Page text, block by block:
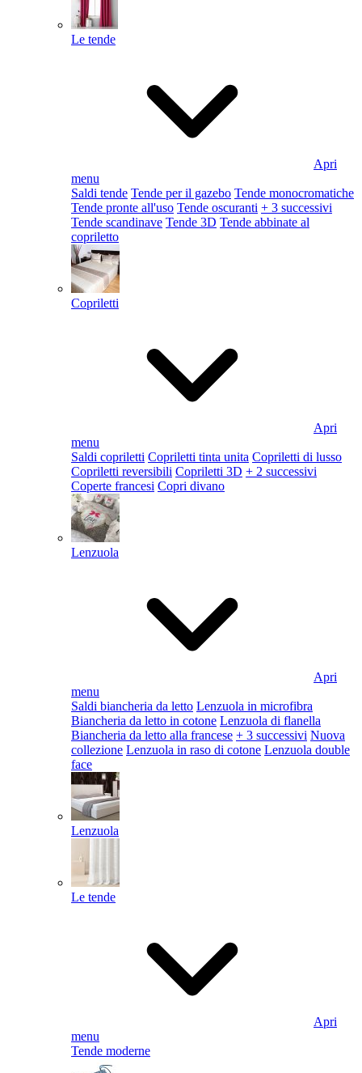
Le tende
Apri
menu
Saldi tende Tende per il gazebo Tende monocromatiche
Tende pronte all'uso Tende oscuranti + 3 successivi
Tende scandinave Tende 3D Tende abbinate al
copriletto
Copriletti
Apri
menu
Saldi copriletti Copriletti tinta unita Copriletti di lusso
Copriletti reversibili Copriletti 3D + 2 successivi
Coperte francesi Copri divano
Lenzuola
Apri
menu
Saldi biancheria da letto Lenzuola in microfibra
Biancheria da letto in cotone Lenzuola di flanella
Biancheria da letto alla francese + 3 successivi Nuova
collezione Lenzuola in raso di cotone Lenzuola double
face
Lenzuola
Le tende
Apri
menu
Tende moderne